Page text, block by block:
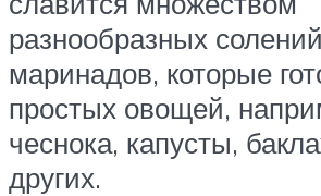
разнообразных
маринадов, которые
простых овощей,
чеснока, капусты,
других.